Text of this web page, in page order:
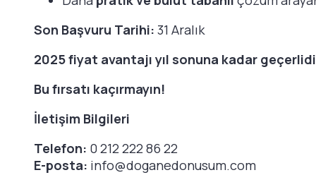
Son Başvuru Tarihi: 31 Aralık
2025 fiyat avantajı yıl sonuna kadar
Bu fırsatı kaçırmayın!
İletişim Bilgileri
Telefon: 0 212 222 86 22
E-posta: info@doganedonusum.com